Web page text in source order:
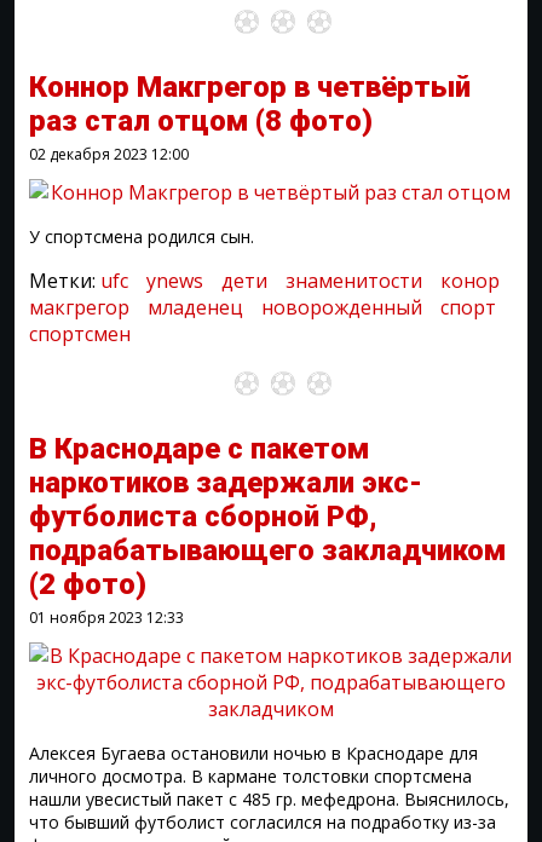
Коннор Макгрегор в четвёртый
раз стал отцом (8 фото)
02 декабря 2023 12:00
У спортсмена родился сын.
Метки: ufc ynews дети знаменитости
конор
макгрегор
младенец новорожденный
спорт
спортсмен
В Краснодаре с пакетом
наркотиков задержали экс-
футболиста сборной РФ,
подрабатывающего закладчиком
(2 фото)
01 ноября 2023 12:33
Алексея Бугаева остановили ночью в Краснодаре для
личного досмотра. В кармане толстовки спортсмена
нашли увесистый пакет с 485 гр. мефедрона. Выяснилось,
что бывший футболист согласился на подработку из-за